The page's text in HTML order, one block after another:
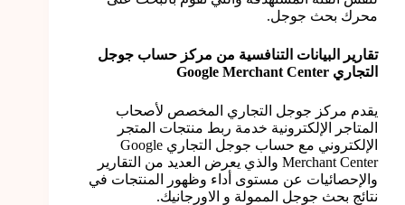
محرك بحث جوجل.
تقارير البيانات التنافسية من مركز حساب جوجل
التجاري Google Merchant Center
يقدم مركز جوجل التجاري المخصص لأصحاب
المتاجر الإلكترونية خدمة ربط منتجات المتجر
الإلكتروني مع حساب جوجل التجاري Google
Merchant Center والذي يعرض العديد من التقارير
والإحصائيات عن مستوى أداء وظهور المنتجات في
نتائج بحث جوجل الممولة و الاورجانيك.